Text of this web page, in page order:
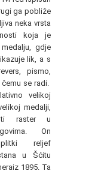
ga pobliže
neka vrsta
koja je
gdje
lik, a s
pismo,
se radi.
velikoj
medalji,
raster u
On
reljef
u Šćitu
1895. Ta